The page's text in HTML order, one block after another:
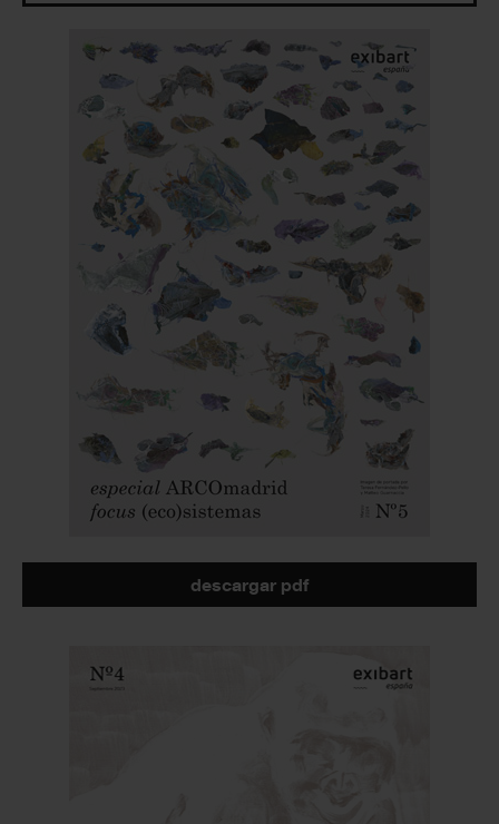
descargar pdf